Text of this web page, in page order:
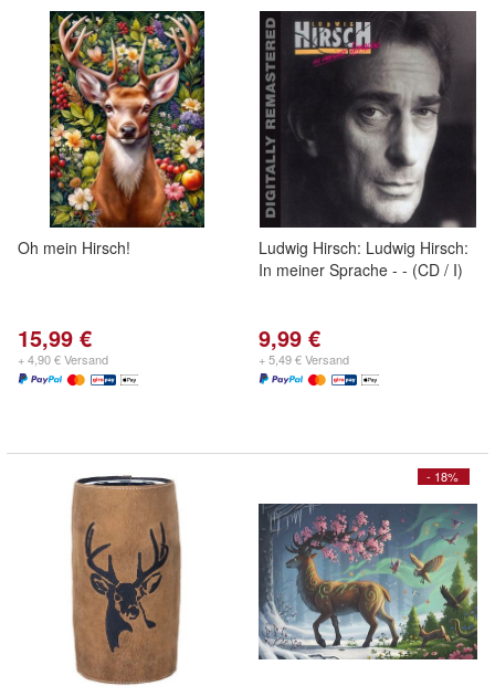
Oh mein Hirsch!
15,99 €
+ 4,90 € Versand
Ludwig Hirsch: Ludwig Hirsch:
In meiner Sprache - - (CD / I)
9,99 €
+ 5,49 € Versand
- 18%